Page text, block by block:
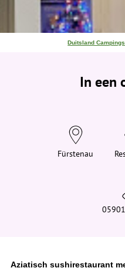
J
e
h
e
Duitsland Campings
In een
Fürstenau
Aziatisch sushirestaurant